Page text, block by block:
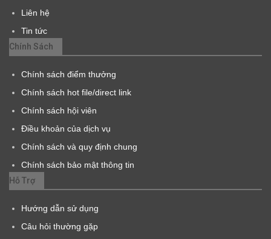
Liên hệ
Tin tức
Chính Sách
Chính sách điểm thưởng
Chính sách hot file/direct link
Chính sách hội viên
Điều khoản của dịch vụ
Chính sách và quy định chung
Chính sách bảo mật thông tin
Hỗ Trợ
Hướng dẫn sử dụng
Câu hỏi thường gặp